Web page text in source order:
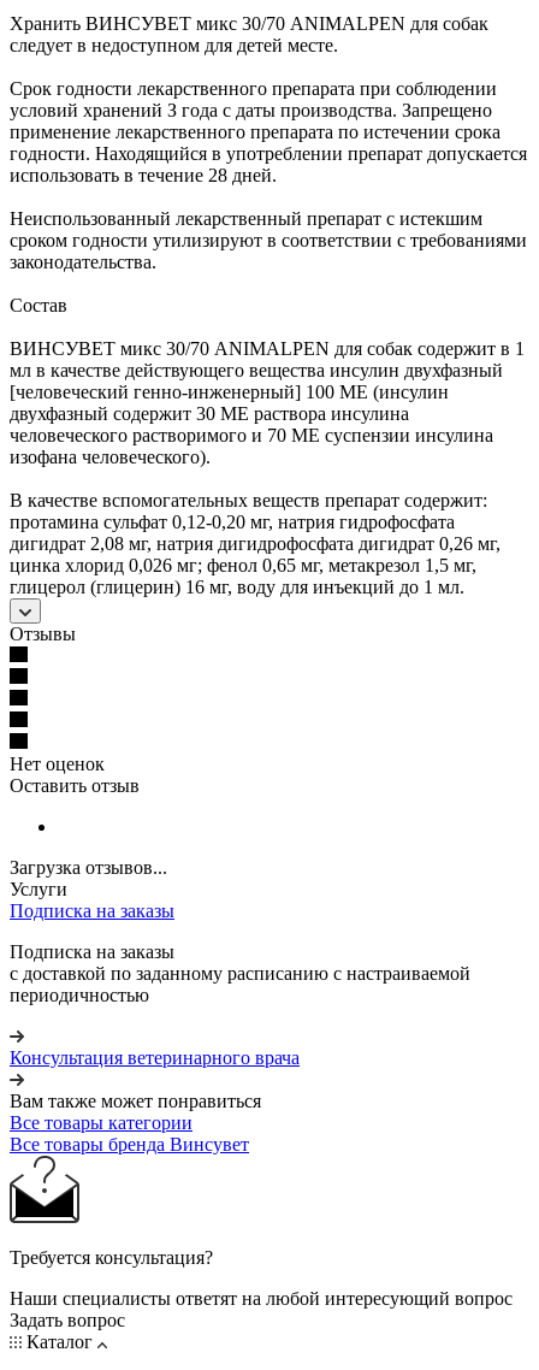
Хранить ВИНСУВЕТ микс 30/70 ANIMALPEN для собак
следует в недоступном для детей месте.
Срок годности лекарственного препарата при соблюдении
условий хранений З года с даты производства. Запрещено
применение лекарственного препарата по истечении срока
годности. Находящийся в употреблении препарат допускается
использовать в течение 28 дней.
Неиспользованный лекарственный препарат с истекшим
сроком годности утилизируют в соответствии с требованиями
законодательства.
Состав
ВИНСУВЕТ микс 30/70 ANIMALPEN для собак содержит в 1
мл в качестве действующего вещества инсулин двухфазный
[человеческий генно-инженерный] 100 МЕ (инсулин
двухфазный содержит 30 МЕ раствора инсулина
человеческого растворимого и 70 МЕ суспензии инсулина
изофана человеческого).
В качестве вспомогательных веществ препарат содержит:
протамина сульфат 0,12-0,20 мг, натрия гидрофосфата
дигидрат 2,08 мг, натрия дигидрофосфата дигидрат 0,26 мг,
цинка хлорид 0,026 мг; фенол 0,65 мг, метакрезол 1,5 мг,
глицерол (глицерин) 16 мг, воду для инъекций до 1 мл.
Отзывы
Нет оценок
Оставить отзыв
Загрузка отзывов...
Услуги
Подписка на заказы
Подписка на заказы
с доставкой по заданному расписанию с настраиваемой
периодичностью
Консультация ветеринарного врача
Вам также может понравиться
Все товары категории
Все товары бренда Винсувет
Требуется консультация?
Наши специалисты ответят на любой интересующий вопрос
Задать вопрос
Каталог